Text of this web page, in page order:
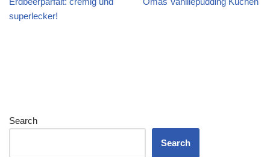
superlecker!
Search
Search